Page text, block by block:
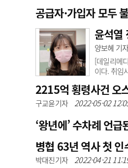
공급자·가입자 모두
윤석열
양보혜 기
[데일리메
이다. 취임
는 ‘제약·
있다.국부
2215억 횡령사건 오
구교윤기자 2022-05-02
‘왕년에’ 수차례 언
병협 63년 역사 첫 인
박대진기자 2022-04-21